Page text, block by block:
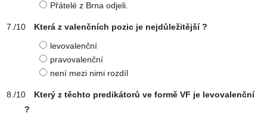
Přátelé z Brna odjeli.
Která z valenčních pozic je nejdůležitější ?
levovalenční
pravovalenční
není mezi nimi rozdíl
Který z těchto predikátorů ve formě VF je levovalenční
?